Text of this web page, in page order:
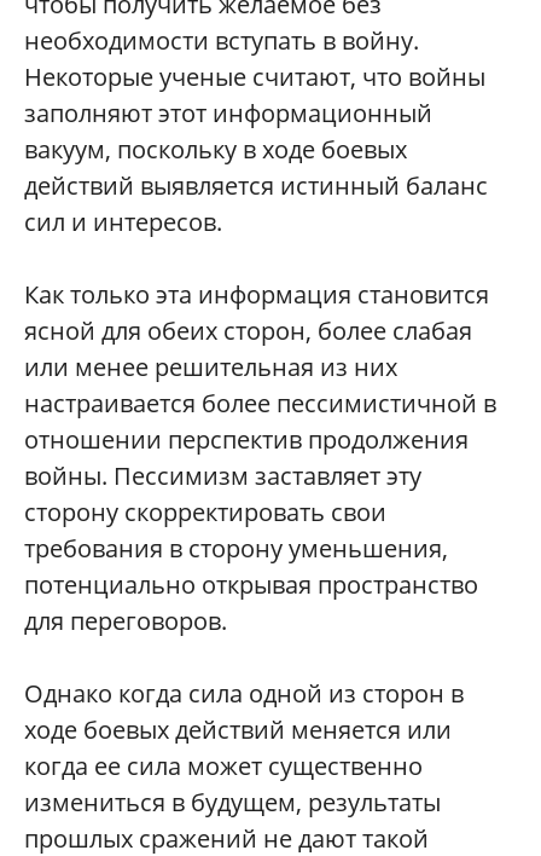
необходимости вступать в войну.
Некоторые ученые считают, что войны
заполняют этот информационный
вакуум, поскольку в ходе боевых
действий выявляется истинный баланс
сил и интересов.
Как только эта информация становится
ясной для обеих сторон, более слабая
или менее решительная из них
настраивается более пессимистичной в
отношении перспектив продолжения
войны. Пессимизм заставляет эту
сторону скорректировать свои
требования в сторону уменьшения,
потенциально открывая пространство
для переговоров.
Однако когда сила одной из сторон в
ходе боевых действий меняется или
когда ее сила может существенно
измениться в будущем, результаты
прошлых сражений не дают такой